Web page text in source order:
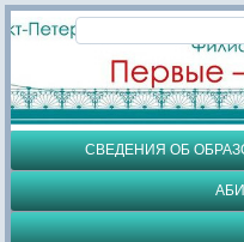
СВЕДЕНИЯ ОБ